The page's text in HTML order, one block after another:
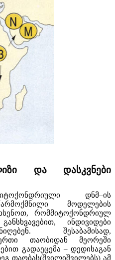
და დასკვნები
დნმ–ის
მოდელების
რომმიტოქონდრიულ
ინდივიდები
შესაბამისად,
თაობიდან მეორეში
გადაეცემა – დედისაგან
თაობას(შვილიშვილებს) ამ